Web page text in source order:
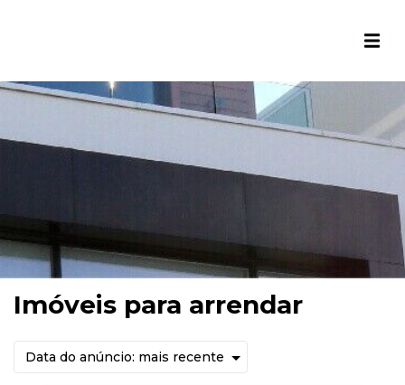
Imóveis para arrendar